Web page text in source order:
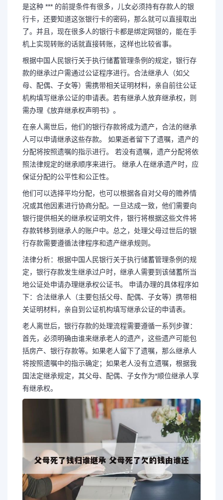
是这种 *** 的前提条件有很多，儿女必须持有存款人的银
行卡，还要知道这张银行卡的密码，那么就可以直接取出
了。并且，现在很多人的银行卡都是绑定网银的，能在手
机上实现转账的话就直接转账，这样也比较省事。
根据中国人民银行关于执行储蓄管理条例的规定，银行存
款的继承过户需通过公证程序进行。合法继承人（如父
母、配偶、子女等）需携带相关证明材料，亲自前往公证
机构填写继承公证的申请表。若有继承人放弃继承权，则
需办理《放弃继承权声明书》。
在亲人离世后，他们的银行存款将成为遗产，合法的继承
人可以申请继承这些存款。 如果逝者留下了遗嘱，遗产的
分配将按照遗嘱的指示进行。 若没有遗嘱，遗产分配将依
照法律规定的继承顺序来进行。 继承人在继承遗产时，应
保证分配的公平性和公正性。
他们可以选择平均分配，也可以根据各自对父母的赡养情
况或其他因素进行协商分配。一旦达成一致，他们需要向
银行提供相关的继承权证明文件，银行将根据这些文件将
存款转移到继承人的账户中。总之，处理父母过世后的银
行存款需要遵循法律程序和遗产继承规则。
法律分析：根据中国人民银行关于执行储蓄管理条例的规
定，银行存款发生继承过户时，继承人需要到该储蓄所当
地公证处申请办理继承权公证书。 申请办理的具体程序如
下：合法继承人（主要包括父母、配偶、子女等）携带相
关证明材料，亲自到公证机构填写继承公证的申请表。
老人离世后，银行存款的处理流程需要遵循一系列步骤：
首先，必须明确由谁来继承老人的遗产，这些遗产可能包
括房产、银行存款等。如果老人留下了遗嘱，那么继承人
将按照遗嘱中的指示确定；如果老人没有立遗嘱，根据我
国法定继承规定，其父母、配偶、子女作为*顺位继承人享
有继承权。
长按图片识别二维